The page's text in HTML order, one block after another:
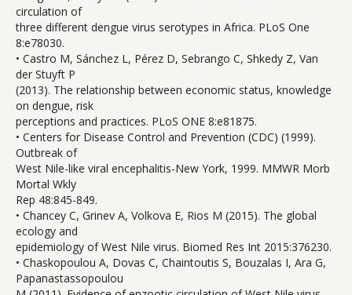
circulation of
three different dengue virus serotypes in Africa. PLoS One
8:e78030.
• Castro M, Sánchez L, Pérez D, Sebrango C, Shkedy Z, Van
der Stuyft P
(2013). The relationship between economic status, knowledge
on dengue, risk
perceptions and practices. PLoS ONE 8:e81875.
• Centers for Disease Control and Prevention (CDC) (1999).
Outbreak of
West Nile-like viral encephalitis-New York, 1999. MMWR Morb
Mortal Wkly
Rep 48:845-849.
• Chancey C, Grinev A, Volkova E, Rios M (2015). The global
ecology and
epidemiology of West Nile virus. Biomed Res Int 2015:376230.
• Chaskopoulou A, Dovas C, Chaintoutis S, Bouzalas I, Ara G,
Papanastassopoulou